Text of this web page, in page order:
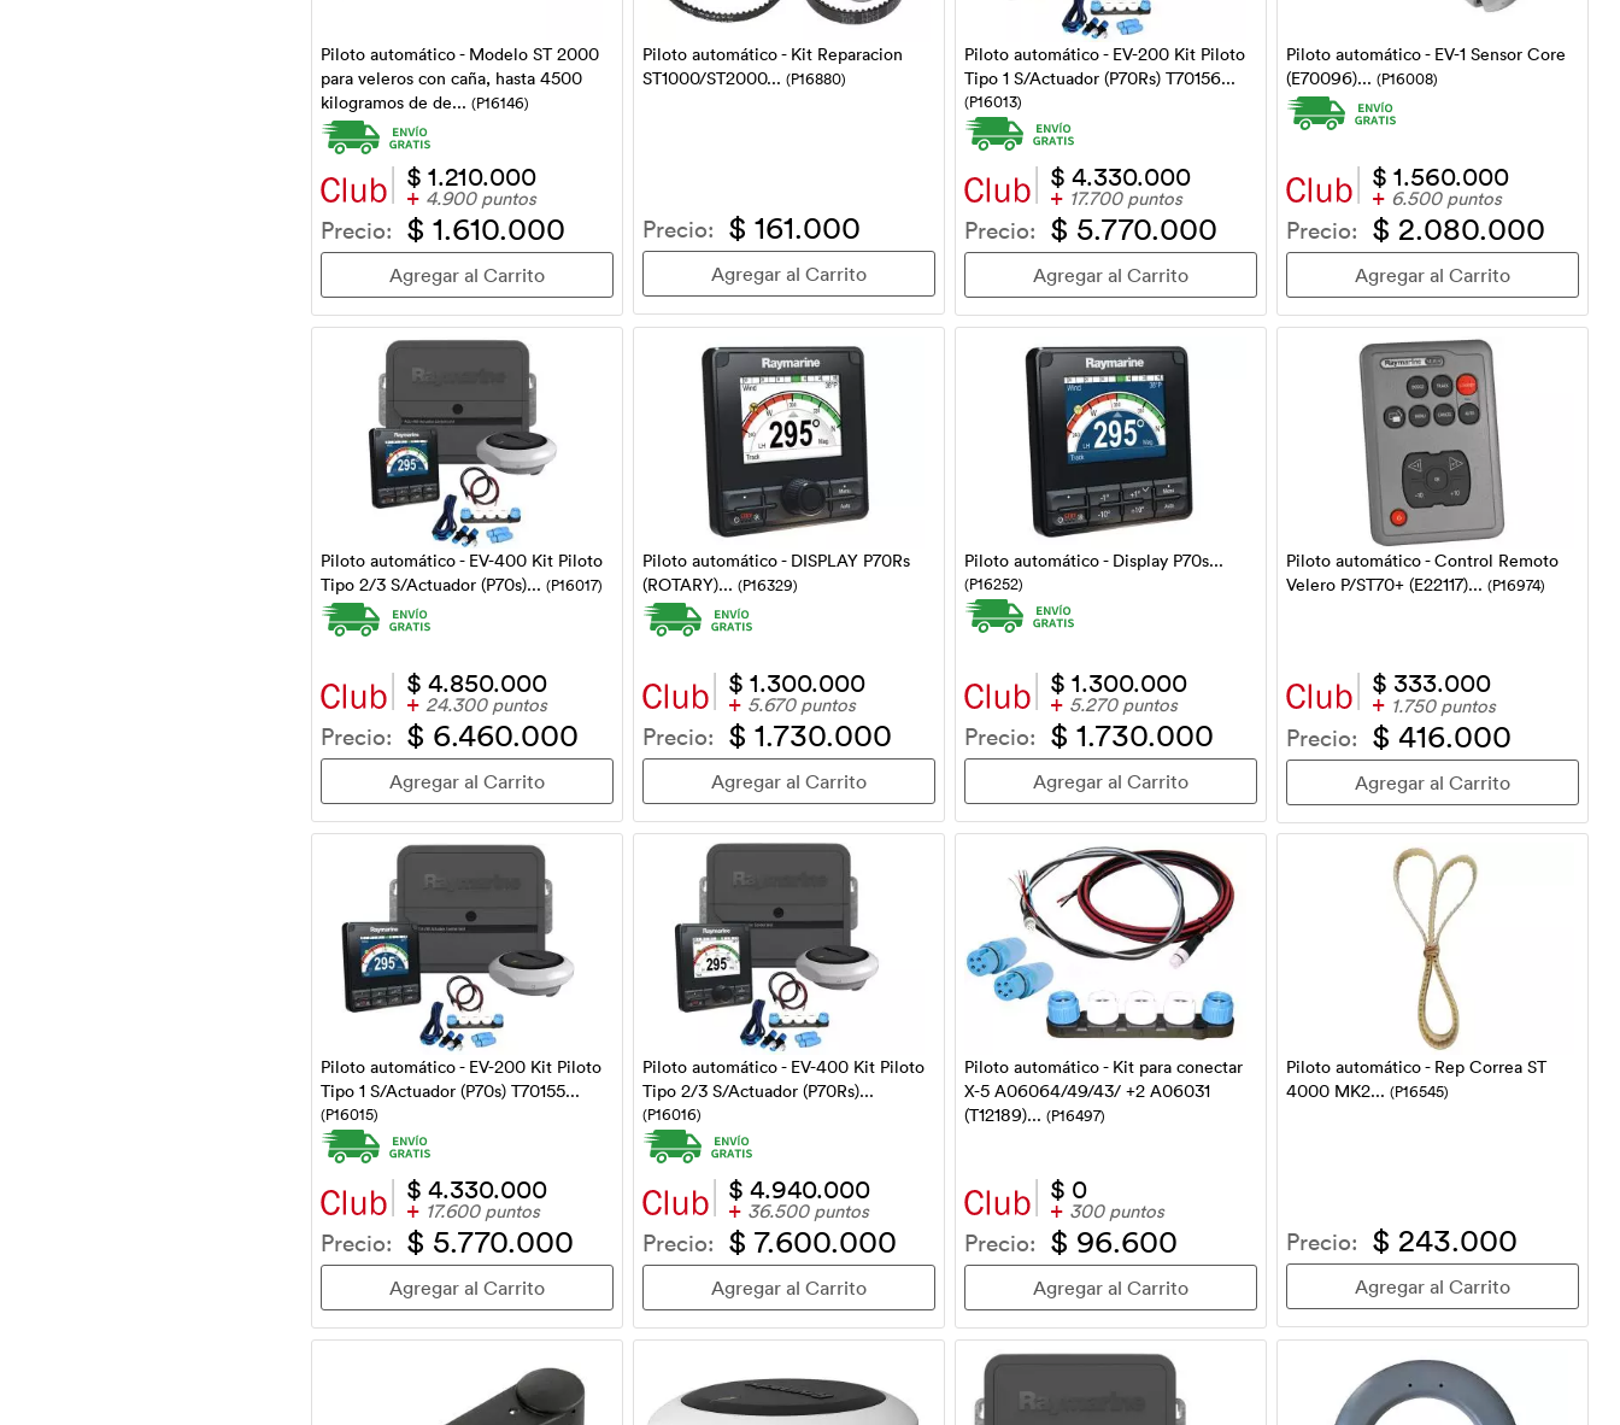
Piloto automático - Modelo ST 2000
para veleros con caña, hasta 4500
kilogramos de de... (P16146)
$ 1.210.000
+ 4.900 puntos
Precio: $ 1.610.000
Piloto automático - Kit Reparacion
ST1000/ST2000... (P16880)
Precio: $ 161.000
Piloto automático - EV-200 Kit Piloto
Tipo 1 S/Actuador (P70Rs) T70156...
(P16013)
$ 4.330.000
+ 17.700 puntos
Precio: $ 5.770.000
Piloto automático - EV-1 Sensor Core
(E70096)... (P16008)
$ 1.560.000
+ 6.500 puntos
Precio: $ 2.080.000
Piloto automático - EV-400 Kit Piloto
Tipo 2/3 S/Actuador (P70s)... (P16017)
$ 4.850.000
+ 24.300 puntos
Precio: $ 6.460.000
Piloto automático - DISPLAY P70Rs
(ROTARY)... (P16329)
$ 1.300.000
+ 5.670 puntos
Precio: $ 1.730.000
Piloto automático - Display P70s...
(P16252)
$ 1.300.000
+ 5.270 puntos
Precio: $ 1.730.000
Piloto automático - Control Remoto
Velero P/ST70+ (E22117)... (P16974)
$ 333.000
+ 1.750 puntos
Precio: $ 416.000
Piloto automático - EV-200 Kit Piloto
Tipo 1 S/Actuador (P70s) T70155...
(P16015)
$ 4.330.000
+ 17.600 puntos
Precio: $ 5.770.000
Piloto automático - EV-400 Kit Piloto
Tipo 2/3 S/Actuador (P70Rs)...
(P16016)
$ 4.940.000
+ 36.500 puntos
Precio: $ 7.600.000
Piloto automático - Kit para conectar
X-5 A06064/49/43/ +2 A06031
(T12189)... (P16497)
$ 0
+ 300 puntos
Precio: $ 96.600
Piloto automático - Rep Correa ST
4000 MK2... (P16545)
Precio: $ 243.000